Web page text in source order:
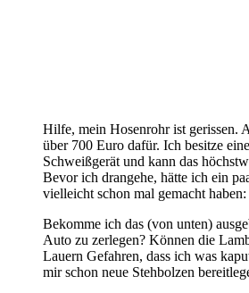
Hilfe, mein Hosenrohr ist gerissen.
über 700 Euro dafür. Ich besitze
Schweißgerät und kann das
Bevor ich drangehe, hätte ich ein
vielleicht schon mal gemacht haben:
Bekomme ich das (von unten)
Auto zu zerlegen? Können die
Lauern Gefahren, dass ich was
mir schon neue Stehbolzen